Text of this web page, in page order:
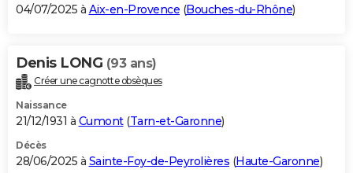
04/07/2025 à Aix-en-Provence (Bouches-du-Rhône)
Denis LONG (93 ans)
Créer une cagnotte obsèques
Naissance
21/12/1931 à Cumont(Tarn-et-Garonne)
Décès
28/06/2025 à Sainte-Foy-de-Peyrolières (Haute-Garonne)